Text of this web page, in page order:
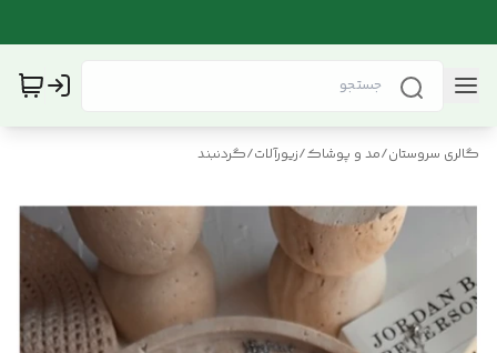
گالری سروستان/مد و پوشاک/زیورآلات/گردنبند